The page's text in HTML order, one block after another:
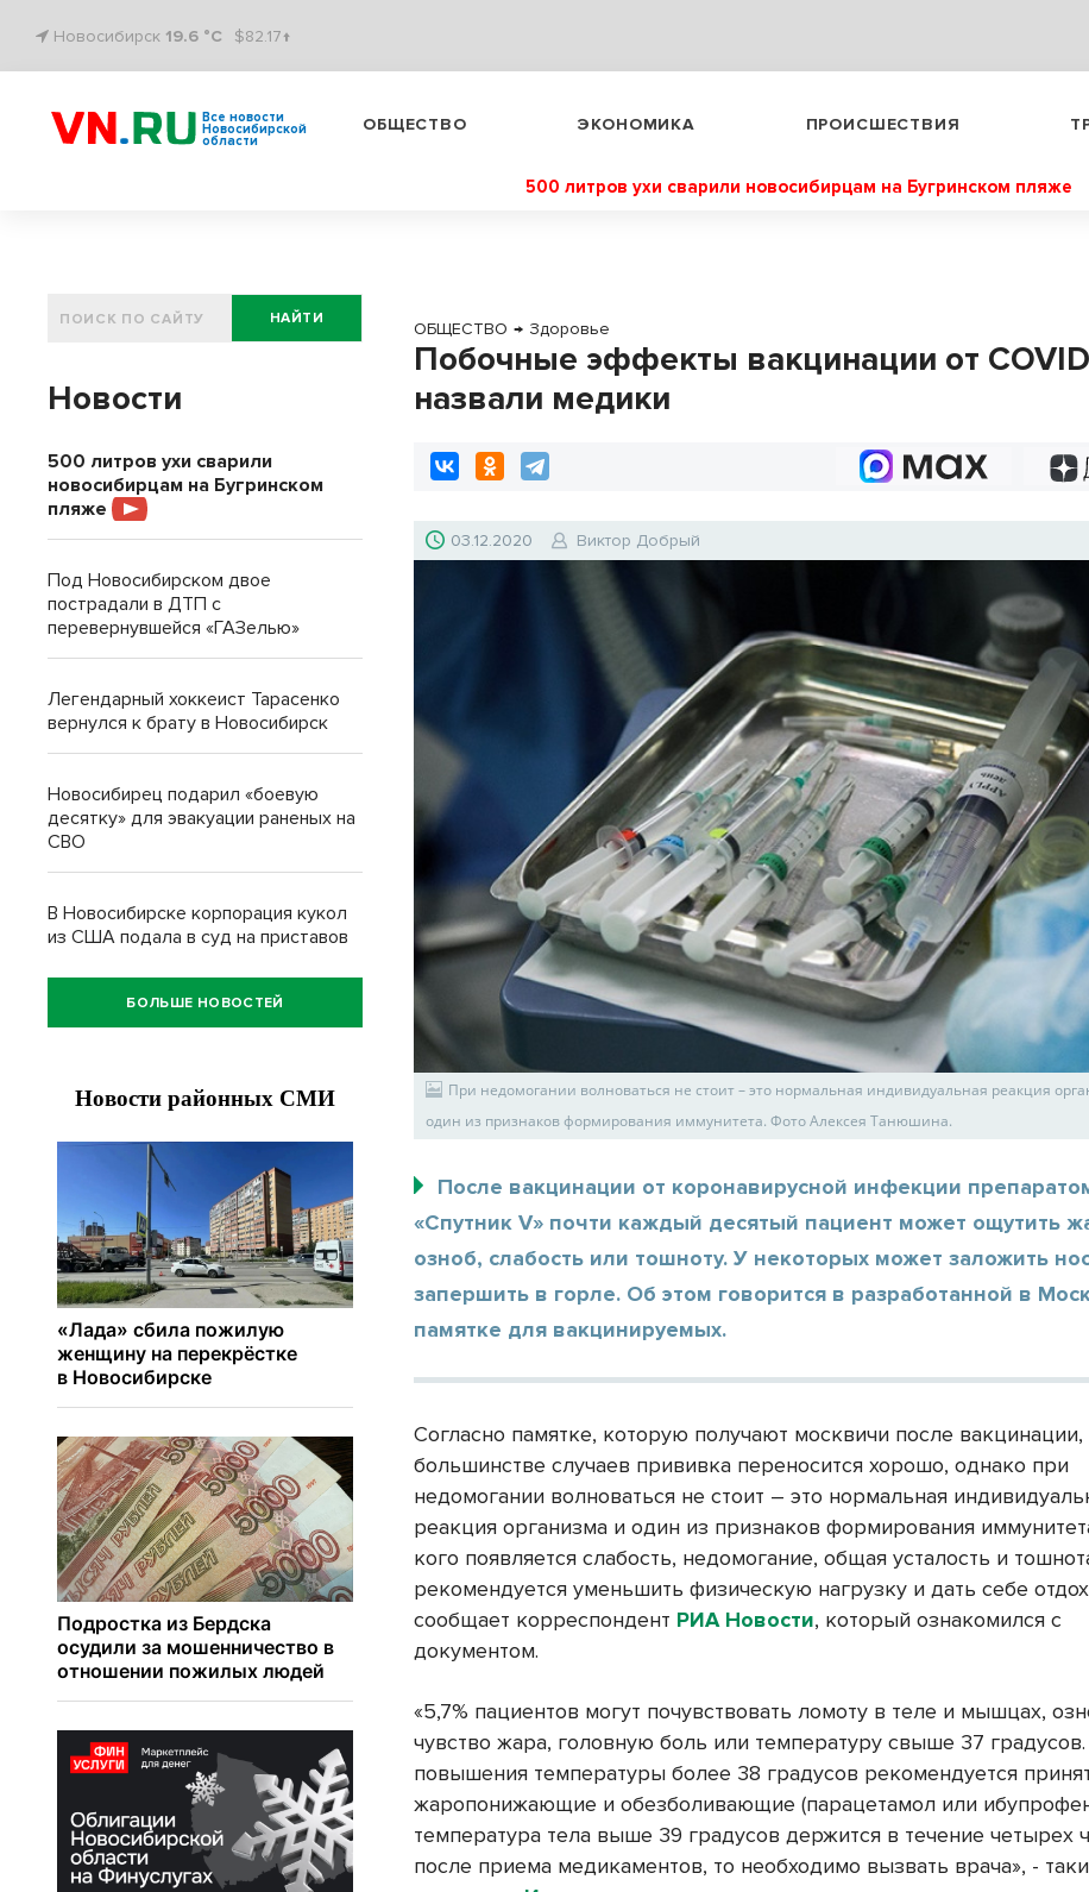
Новосибирск 19.6 °C $82.17↑
Все новости
Новосибирской
области
ОБЩЕСТВО ЭКОНОМИКА ПРОИСШЕСТВИЯ
500 литров ухи сварили новосибирцам на Бугринском пляже
ОБЩЕСТВО → Здоровье
Побочные эффекты вакцинации от
назвали медики
03.12.2020 Виктор Добрый
При недомогании волноваться не стоит – это нормальная индивидуальная реакция
один из признаков формирования иммунитета. Фото Алексея Танюшина.
После вакцинации от коронавирусной инфекции
«Спутник V» почти каждый десятый пациент может ощутить
озноб, слабость или тошноту. У некоторых может заложить
запершить в горле. Об этом говорится в разработанной в
памятке для вакцинируемых.
Согласно памятке, которую получают москвичи после вакцинации,
большинстве случаев прививка переносится хорошо, однако при
недомогании волноваться не стоит – это нормальная
реакция организма и один из признаков формирования
кого появляется слабость, недомогание, общая усталость и
рекомендуется уменьшить физическую нагрузку и дать себе
сообщает корреспондент РИА Новости, который ознакомился с
документом.
«5,7% пациентов могут почувствовать ломоту в теле и мышцах,
чувство жара, головную боль или температуру свыше 37 градусов.
повышения температуры более 38 градусов рекомендуется
жаропонижающие и обезболивающие (парацетамол или
температура тела выше 39 градусов держится в течение четырех
после приема медикаментов, то необходимо вызвать врача», -
НАЙТИ
Новости
500 литров ухи сварили
новосибирцам на Бугринском
пляже
Под Новосибирском двое
пострадали в ДТП с
перевернувшейся «ГАЗелью»
Легендарный хоккеист Тарасенко
вернулся к брату в Новосибирск
Новосибирец подарил «боевую
десятку» для эвакуации раненых на
СВО
В Новосибирске корпорация кукол
из США подала в суд на приставов
БОЛЬШЕ НОВОСТЕЙ